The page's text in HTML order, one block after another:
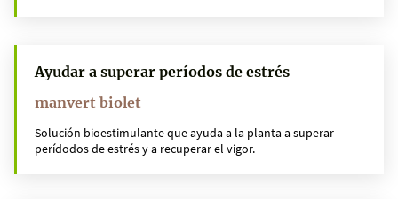
Ayudar a superar períodos de estrés
manvert biolet
Solución bioestimulante que ayuda a la planta a superar
perídodos de estrés y a recuperar el vigor.